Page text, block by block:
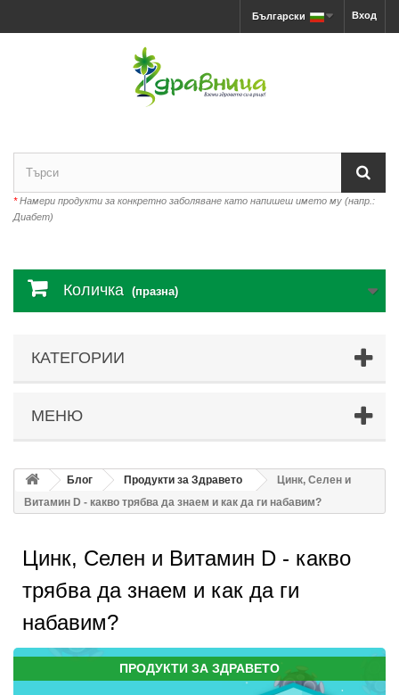
Вход
Български
*Намери продукти за конкретно заболяване като напишеш името му (напр.:
Диабет)
Количка (празна)
КАТЕГОРИИ
МЕНЮ
Блог Продукти за Здравето
Цинк, Селен и
Витамин D - какво трябва да знаем и как да ги набавим?
Цинк, Селен и Витамин D - какво
трябва да знаем и как да ги
набавим?
ПРОДУКТИ ЗА ЗДРАВЕТО